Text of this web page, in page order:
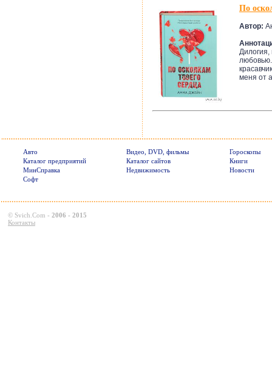
По
Автор:
меня от
Авто Видео, DVD, фильмы
Гороскопы
Каталог предприятий
Каталог сайтов
Книги
МинСправка
Недвижимость
Новости
Софт
© Svich.Com - 2006 - 2015
Контакты